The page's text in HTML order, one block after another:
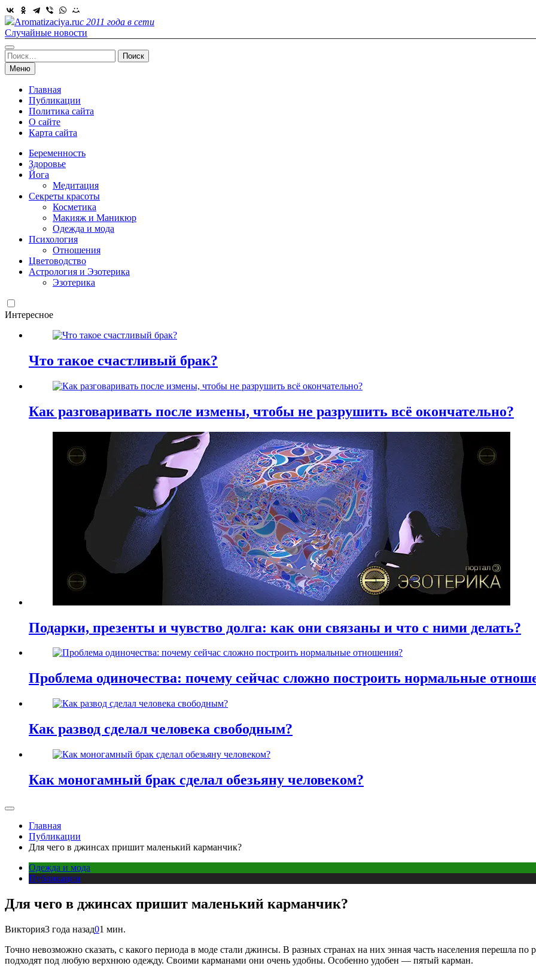
Skip
to
content
Aromatizaciya.ruс 2011 года в сети
Случайные новости
Найти:
Меню
Главная
Публикации
Политика сайта
О сайте
Карта сайта
Беременность
Здоровье
Йога
Медитация
Секреты красоты
Косметика
Макияж и Маникюр
Одежда и мода
Психология
Отношения
Цветоводство
Астрология и Эзотерика
Эзотерика
Интересное
Что такое счастливый брак?
Как разговаривать после измены, чтобы не разрушить всё окончательно?
Подарки, презенты и чувство долга: как они связаны и что с ними делать?
Проблема одиночества: почему сейчас сложно построить нормальные
Как развод сделал человека свободным?
Как моногамный брак сделал обезьяну человеком?
Главная
Публикации
Для чего в джинсах пришит маленький карманчик?
Одежда и мода
Публикации
Для чего в джинсах пришит маленький карманчик?
Виктория3 года назад01 мин.
Точно невозможно сказать, с какого периода в моде стали джинсы. В разных странах на них энная часть населения перешла
подходят под любую верхнюю одежду. Своими карманами они очень удобны. Особенно удобен — пятый карман.